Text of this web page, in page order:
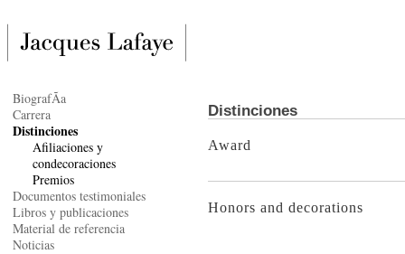
Distinciones
Award
Honors and decorations
BiografÃ­a
Carrera
Distinciones
Afiliaciones y
condecoraciones
Premios
Documentos testimoniales
Libros y publicaciones
Material de referencia
Noticias